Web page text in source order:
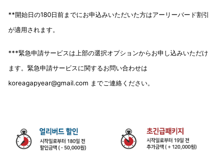
**開始日の180日前までにお申込みいただいた方はアーリーバード割引
が適用されます。
***緊急申請サービスは上部の選択オプションからお申し込みいただけ
ます。緊急申請サービスに関するお問い合わせは
koreagapyear@gmail.com までご連絡ください。